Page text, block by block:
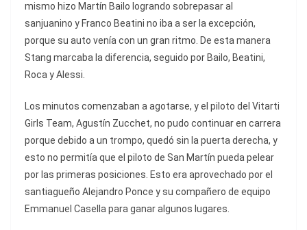
mismo hizo Martín Bailo logrando sobrepasar al
sanjuanino y Franco Beatini no iba a ser la excepción,
porque su auto venía con un gran ritmo. De esta manera
Stang marcaba la diferencia, seguido por Bailo, Beatini,
Roca y Alessi.
Los minutos comenzaban a agotarse, y el piloto del Vitarti
Girls Team, Agustín Zucchet, no pudo continuar en carrera
porque debido a un trompo, quedó sin la puerta derecha, y
esto no permitía que el piloto de San Martín pueda pelear
por las primeras posiciones. Esto era aprovechado por el
santiagueño Alejandro Ponce y su compañero de equipo
Emmanuel Casella para ganar algunos lugares.